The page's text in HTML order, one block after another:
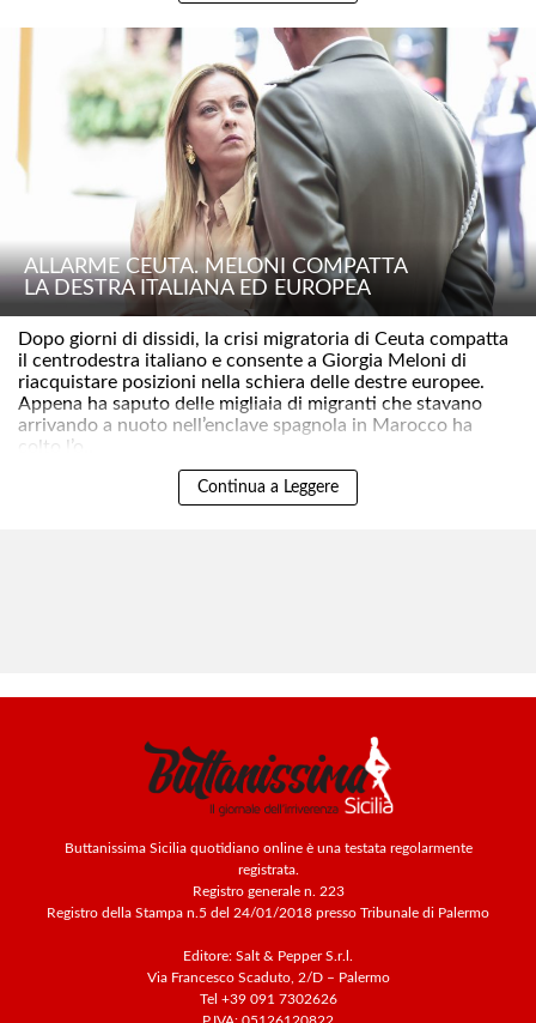
ALLARME CEUTA. MELONI COMPATTA
LA DESTRA ITALIANA ED EUROPEA
Dopo giorni di dissidi, la crisi migratoria di Ceuta compatta
il centrodestra italiano e consente a Giorgia Meloni di
riacquistare posizioni nella schiera delle destre europee.
Appena ha saputo delle migliaia di migranti che stavano
arrivando a nuoto nell’enclave spagnola in Marocco ha
colto l’o..
Continua a Leggere
Buttanissima Sicilia quotidiano online è una testata regolarmente
registrata.
Registro generale n. 223
Registro della Stampa n.5 del 24/01/2018 presso Tribunale di Palermo
Editore: Salt & Pepper S.r.l.
Via Francesco Scaduto, 2/D – Palermo
Tel +39 091 7302626
P.IVA: 05126120822